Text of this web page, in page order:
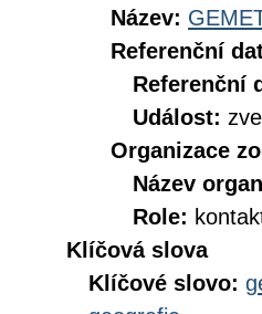
Název:
Referenční
Referenční
Událost:
Organizace
Název
Role:
Klíčová slova
Klíčové slovo: